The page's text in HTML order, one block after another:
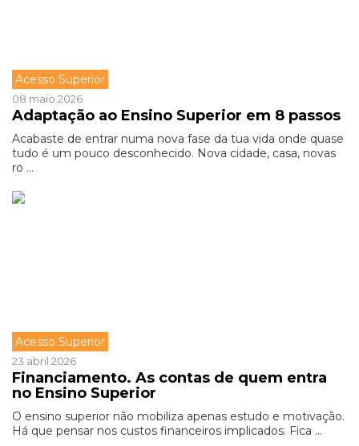
Acesso Superior
08 maio 2026
Adaptação ao Ensino Superior em 8 passos
Acabaste de entrar numa nova fase da tua vida onde quase
tudo é um pouco desconhecido. Nova cidade, casa, novas
ro ...
Acesso Superior
23 abril 2026
Financiamento. As contas de quem entra
no Ensino Superior
O ensino superior não mobiliza apenas estudo e motivação.
Há que pensar nos custos financeiros implicados. Fica ...